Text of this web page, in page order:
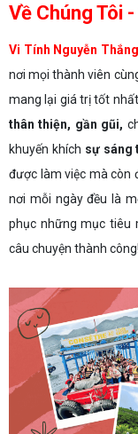
Về Chúng Tôi
Vi Tính Nguyễn Thắng
nơi mọi thành viên
mang lại giá trị tốt
thân thiện, gần gũi,
khuyến khích sự sáng
được làm việc mà còn
nơi mỗi ngày đều là
phục những mục tiêu
câu chuyện thành công!